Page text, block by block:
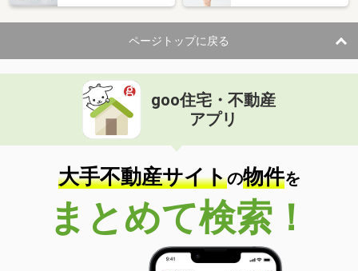
ページトップに戻る
goo住宅・不動産
アプリ
大手不動産サイトの物件を
まとめて検索！